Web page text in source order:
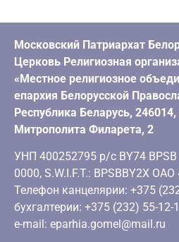
Московский Патриархат
Церковь Религиозная
«Местное религиозное
епархия Белорусской
Республика Беларусь,
Митрополита Филарета, 2
УНП 400252795 р/с BY74
0000, S.W.I.F.T.: BPSBBY2X
Телефон канцелярии: +375
бухгалтерии: +375 (232) 55-12-
e-mail: eparhia.gomel@mail.ru